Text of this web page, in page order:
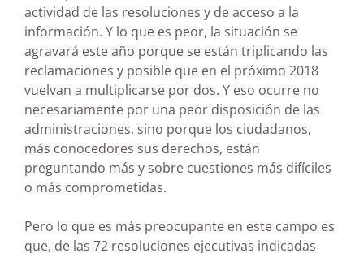
actividad de las resoluciones y de acceso a la
información. Y lo que es peor, la situación se
agravará este año porque se están triplicando las
reclamaciones y posible que en el próximo 2018
vuelvan a multiplicarse por dos. Y eso ocurre no
necesariamente por una peor disposición de las
administraciones, sino porque los ciudadanos,
más conocedores sus derechos, están
preguntando más y sobre cuestiones más difíciles
o más comprometidas.
Pero lo que es más preocupante en este campo es
que, de las 72 resoluciones ejecutivas indicadas